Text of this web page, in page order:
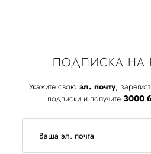
ПОДПИСКА НА
Укажите свою эл. почту,
подписки и получите 3000